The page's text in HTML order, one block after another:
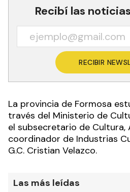
Recibí las
RECIBIR
La provincia de Formosa
través del Ministerio de
el subsecretario de Cultura,
coordinador de Industrias
G.C. Cristian Velazco.
Las más leídas